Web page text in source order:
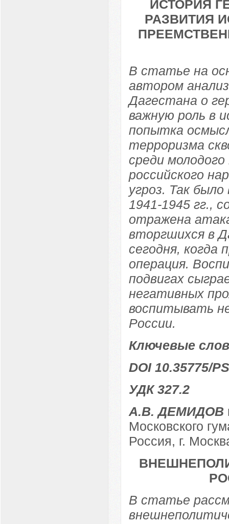
ИСТОРИЯ
РАЗВИТИЯ
В статье на
автором
Дагестана о
важную роль в
попытка
терроризма
среди
российского
угроз. Так
1941-1945 гг.,
отражена
вторгшихся в
сегодня, когда
операция.
подвигах
негативных
воспитывать
России.
Ключевые
DOI 10.35775/
УДК 327.2
А.В. ДЕМИДОВ
Московского
Россия, г.
В статье